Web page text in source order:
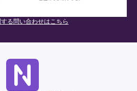
る問い合わせはこちら